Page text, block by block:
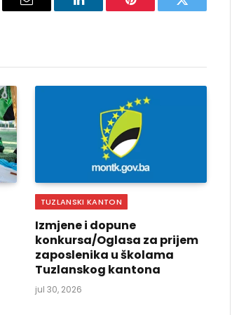
Email LinkedIn Pinterest Twitter
TUZLANSKI KANTON
Izmjene i dopune
konkursa/Oglasa za prijem
zaposlenika u školama
Tuzlanskog kantona
jul 30, 2026